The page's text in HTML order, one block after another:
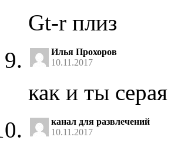
Gt-r плиз
Илья Прохоров
10.11.2017
как и ты
канал для развлечений
10.11.2017